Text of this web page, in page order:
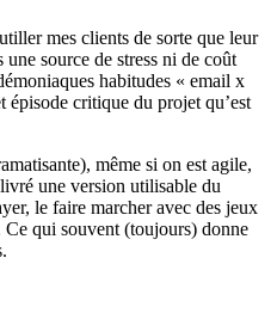
mes clients de sorte que leur
source de stress ni de coût
habitudes « email x
critique du projet qu’est
même si on est agile,
une version utilisable du
le faire marcher avec des jeux
Ce qui souvent (toujours) donne